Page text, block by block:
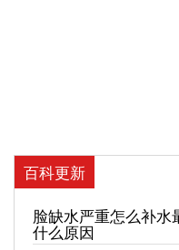
百科更新
脸缺水严重怎么补水
什么原因